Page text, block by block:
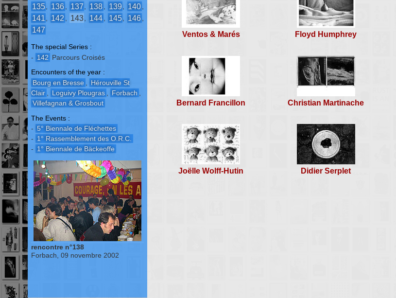
Ventos & Marés Floyd Humphrey
Bernard Francillon Christian Martinache
Joëlle Wolff-Hutin Didier Serplet
135, 136, 137, 138, 139, 140,
141 , 142 , 143, 144, 145, 146,
147
The special Series :
- 142 Parcours Croisés
Encounters of the year :
Bourg en Bresse
Hérouville St
Clair
Loguivy Plougras Forbach
Villefagnan & Grosbout
The Events :
- 5° Biennale de Fléchettes
- 1° Rassemblement des O.R.C.
- 1° Biennale de Bäckeoffe
rencontre n°138
Forbach, 09 novembre 2002